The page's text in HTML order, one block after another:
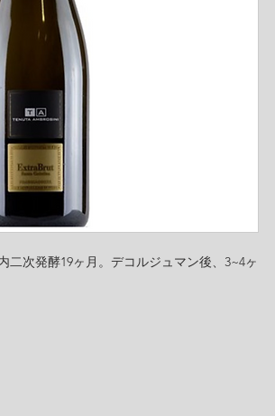
二次発酵19ヶ月。デコルジュマン後、3~4ヶ